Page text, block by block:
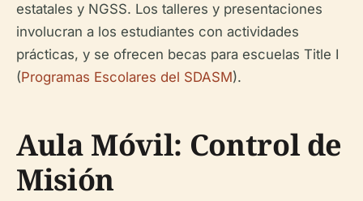
estatales y NGSS. Los talleres y presentaciones
involucran a los estudiantes con actividades
prácticas, y se ofrecen becas para escuelas Title I
(Programas Escolares del SDASM).
Aula Móvil: Control de
Misión